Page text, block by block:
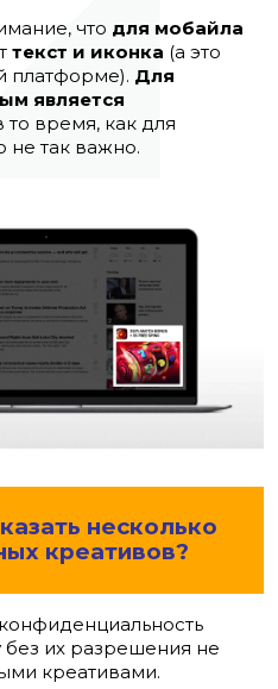
что для мобайла
текст и иконка (а это
платформе). Для
является
то время, как для
не так важно.
несколько
креативов?
без их разрешения не
креативами.